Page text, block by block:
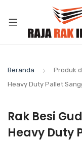
Beranda
Produk
Heavy Duty Pallet
Rak Besi
Heavy Duty